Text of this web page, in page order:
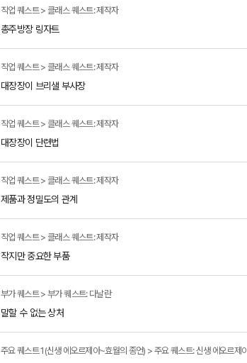
직업 퀘스트 > 클래스 퀘스트: 제작자
총주방장 링자트
직업 퀘스트 > 클래스 퀘스트: 제작자
대장장이 브리샐 부사장
직업 퀘스트 > 클래스 퀘스트: 제작자
대장장이 단련법
직업 퀘스트 > 클래스 퀘스트: 제작자
제품과 정밀도의 관계
직업 퀘스트 > 클래스 퀘스트: 제작자
작지만 중요한 부품
부가 퀘스트 > 부가 퀘스트: 다날란
말할 수 없는 상처
주요 퀘스트 1(신생 에오르제아~효월의 종언) > 주요 퀘스트: 신생 에오르제